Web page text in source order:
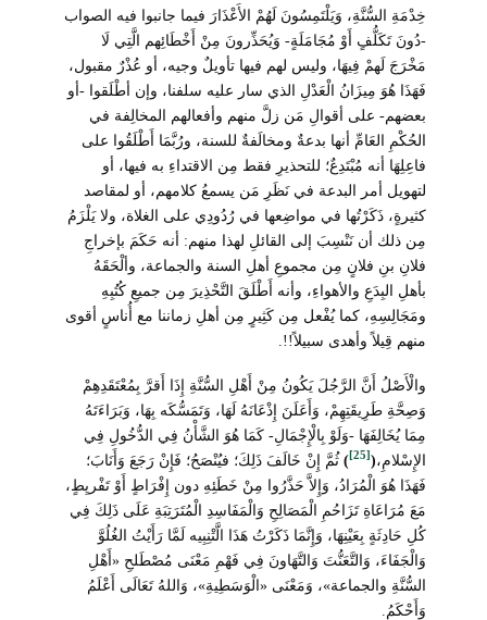
خِدْمَةِ السُّنَّةِ، وَيَلْتَمِسُونَ لَهُمْ الأَعْذَارَ فيما جانبوا فيه الصواب
-دُونَ تَكَلُّفٍ أَوْ مُجَامَلَةٍ- وَيُحَذِّرونَ مِنْ أَخْطَائِهم الَّتِي لَا
مَخْرَجَ لَهمْ فِيهَا، وليس لهم فيها تأويلٌ وجيه، أو عُذْرٌ مقبول،
فَهَذَا هُوَ مِيزَانُ الْعَدْلِ الذي سار عليه سلفنا، وإن أطْلَقوا -أو
بعضهم- على أقوالِ مَن زلَّ منهم وأفعالهم المخالِفة في
الحُكْمِ العَامِّ أنها بدعةٌ ومخالَفةٌ للسنة، ورُبَّمَا أَطْلَقُوا على
فاعِلِهَا أنه مُبْتَدِعٌ؛ للتحذيرِ فقط مِن الاقتداءِ به فيها، أو
لتهويل أمر البدعة في نَظَرِ مَن يسمعُ كلامهم، أو لمقاصد
كثيرةٍ، ذَكَرْتُها في مواضِعها في رُدُودِي على الغلاة، ولا يَلْزَمُ
مِن ذلك أن نَنْسِبَ إلى القائلِ لهذا منهم: أنه حَكَمَ بإخراجِ
فلانِ بنِ فلانٍ مِن مجموعِ أهلِ السنة والجماعة، وألْحَقَهُ
بأهلِ البِدَعِ والأهواءِ، وأنه أَطْلَقَ التَّحْذِيرَ مِن جميعِ كُتُبِهِ
ومَجَالِسِهِ، كما يُفْعل مِن كَثِيرٍ مِن أهلِ زماننا مع أُناسٍ أقوى
منهم قِيلاً وأهدى سبيلاً!!.
والْأَصْلُ أَنَّ الرَّجُلَ يَكُونُ مِنْ أَهْلِ السُّنَّةِ إِذَا أَقرَّ بِمُعْتَقَدِهِمْ
وَصِحَّةِ طَرِيقَتِهِمْ، وَأَعَلَنَ إِذْعَانَهُ لَهَا، وَتَمَسُّكَه بِهَا، وَبَرَاءَتَهُ
مِمَا يُخَالِفَهَا -وَلَوْ بِالْإِجْمَالِ- كَمَا هُوَ الشَّأْنُ فِي الدُّخُولِ فِي
الإِسْلامِ،(
[25]
)ثُمَّ إِنْ خَالَفَ ذَلِكَ؛ فيُنْصَحُ؛ فَإِنْ رَجَعَ وَأَنَابَ؛
فَهَذَا هُوَ الْمُرَادُ، وَإِلاَّ حَذَّرُوا مِنْ خَطَئِهِ دون إِفْرَاطٍ أَوْ تَفْريِطٍ،
مَعَ مُرَاعَاةِ تَزَاحُمِ الْمَصَالِحِ وَالْمَفَاسِدِ الْمُتَرَتِبَةِ عَلَى ذَلِكَ فِي
كُلِ حَادِثَةٍ بِعَيْنِهَا، وَإِنَّمَا ذَكَرْتُ هَذَا الَّتْنِبِيه لَمَّا رَأَيْتُ الغُلُوَّ
وَالْجَفَاءَ، وَالتَّعَنُّتَ وَالتَّهَاونَ فِي فَهْمِ مَعْنَى مُصْطَلحِ «أَهْلِ
السُّنَّةِ والجماعة»، وَمَعْنَى «الْوَسَطِيةِ»، وَاللهُ تَعَالَى أَعْلَمُ
وَأَحْكَمُ.